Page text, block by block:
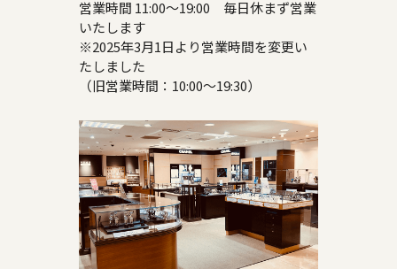
営業時間 11:00～19:00 毎日休まず営業
いたします
※2025年3月1日より営業時間を変更い
たしました
（旧営業時間：10:00～19:30）